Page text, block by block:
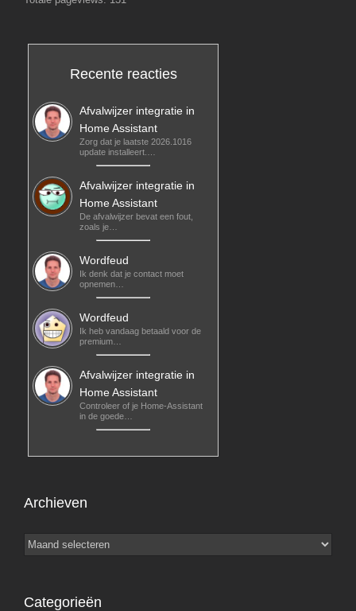
Recente reacties
Afvalwijzer integratie in
Home Assistant
Zorg dat je laatste 2026.1016
update installeert.…
Afvalwijzer integratie in
Home Assistant
De afvalwijzer bevat een fout,
zoals je…
Wordfeud
Ik denk dat je contact moet
opnemen…
Wordfeud
Ik heb vandaag betaald voor de
premium…
Afvalwijzer integratie in
Home Assistant
Controleer of je Home-Assistant
in de goede…
Archieven
Archieven
Categorieën